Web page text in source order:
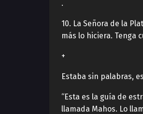
.
10. La Señora de la
más lo hiciera. Tenga
+
Estaba sin palabras,
“Esta es la guía de
llamada Mahos. Lo